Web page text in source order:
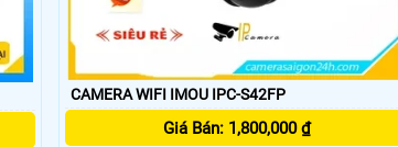
CAMERA WIFI IMOU IPC-S42FP
Giá Bán: 1,800,000 ₫